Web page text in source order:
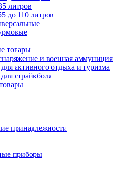
литров
до 110 литров
товары
и военная аммуниция
активного отдыха и туризма
страйкбола
принадлежности
приборы